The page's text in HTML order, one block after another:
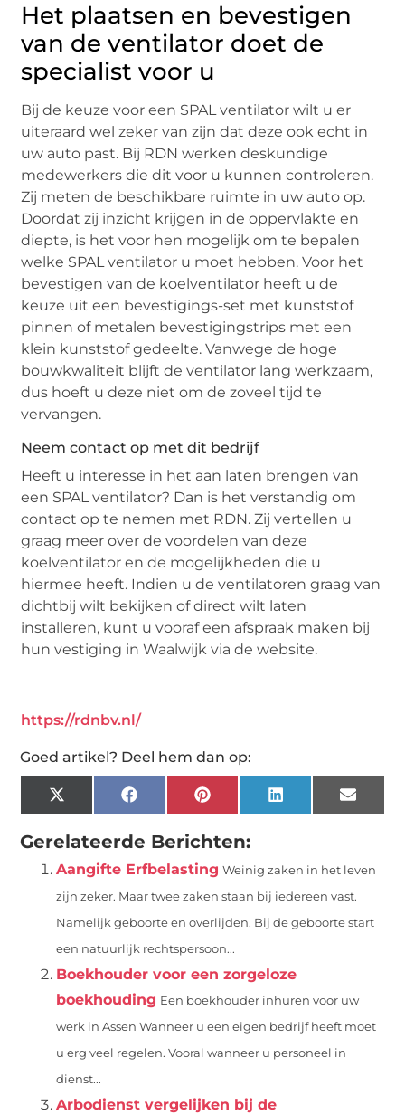
Het plaatsen en bevestigen
van de ventilator doet de
specialist voor u
Bij de keuze voor een SPAL ventilator wilt u er
uiteraard wel zeker van zijn dat deze ook echt in
uw auto past. Bij RDN werken deskundige
medewerkers die dit voor u kunnen controleren.
Zij meten de beschikbare ruimte in uw auto op.
Doordat zij inzicht krijgen in de oppervlakte en
diepte, is het voor hen mogelijk om te bepalen
welke SPAL ventilator u moet hebben. Voor het
bevestigen van de koelventilator heeft u de
keuze uit een bevestigings-set met kunststof
pinnen of metalen bevestigingstrips met een
klein kunststof gedeelte. Vanwege de hoge
bouwkwaliteit blijft de ventilator lang werkzaam,
dus hoeft u deze niet om de zoveel tijd te
vervangen.
Neem contact op met dit bedrijf
Heeft u interesse in het aan laten brengen van
een SPAL ventilator? Dan is het verstandig om
contact op te nemen met RDN. Zij vertellen u
graag meer over de voordelen van deze
koelventilator en de mogelijkheden die u
hiermee heeft. Indien u de ventilatoren graag van
dichtbij wilt bekijken of direct wilt laten
installeren, kunt u vooraf een afspraak maken bij
hun vestiging in Waalwijk via de website.
https://rdnbv.nl/
Goed artikel? Deel hem dan op:
X
(Twitter)
FacebookPinterestLinkedIn Email
Gerelateerde Berichten:
Aangifte Erfbelasting Weinig zaken in het leven
zijn zeker. Maar twee zaken staan bij iedereen vast.
Namelijk geboorte en overlijden. Bij de geboorte start
een natuurlijk rechtspersoon...
Boekhouder voor een zorgeloze
boekhouding Een boekhouder inhuren voor uw
werk in Assen Wanneer u een eigen bedrijf heeft moet
u erg veel regelen. Vooral wanneer u personeel in
dienst...
Arbodienst vergelijken bij de